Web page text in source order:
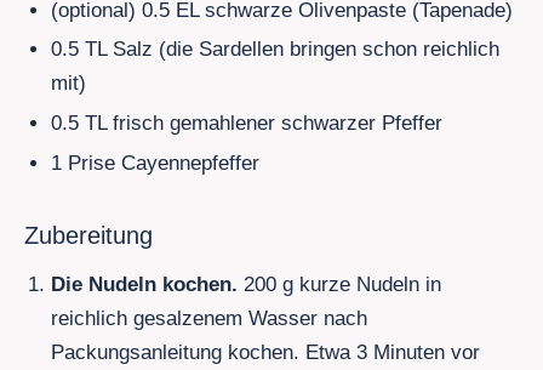
(optional)0.5 EL schwarze Olivenpaste (Tapenade)
0.5 TL Salz (die Sardellen bringen schon reichlich
mit)
0.5 TL frisch gemahlener schwarzer Pfeffer
1 Prise Cayennepfeffer
Zubereitung
Die Nudeln kochen. 200 g kurze Nudeln in
reichlich gesalzenem Wasser nach
Packungsanleitung kochen. Etwa 3 Minuten vor